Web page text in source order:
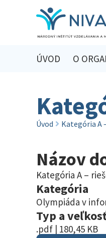
ÚVOD O
Úvod Kategória A
Názov
Kategória A –
Kategória
Olympiáda v
Typ a
.pdf | 180,45 KB